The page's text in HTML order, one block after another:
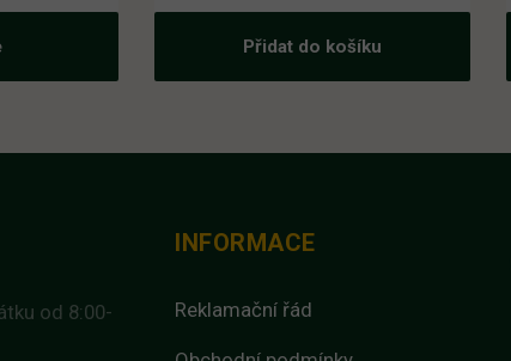
Přidat do košíku
od 8:00-
INFORMACE
Reklamační řád